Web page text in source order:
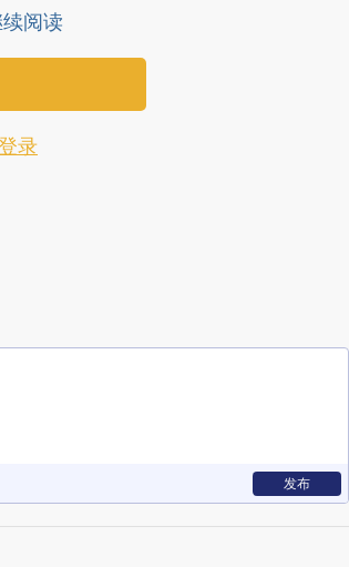
阅读
录
发布